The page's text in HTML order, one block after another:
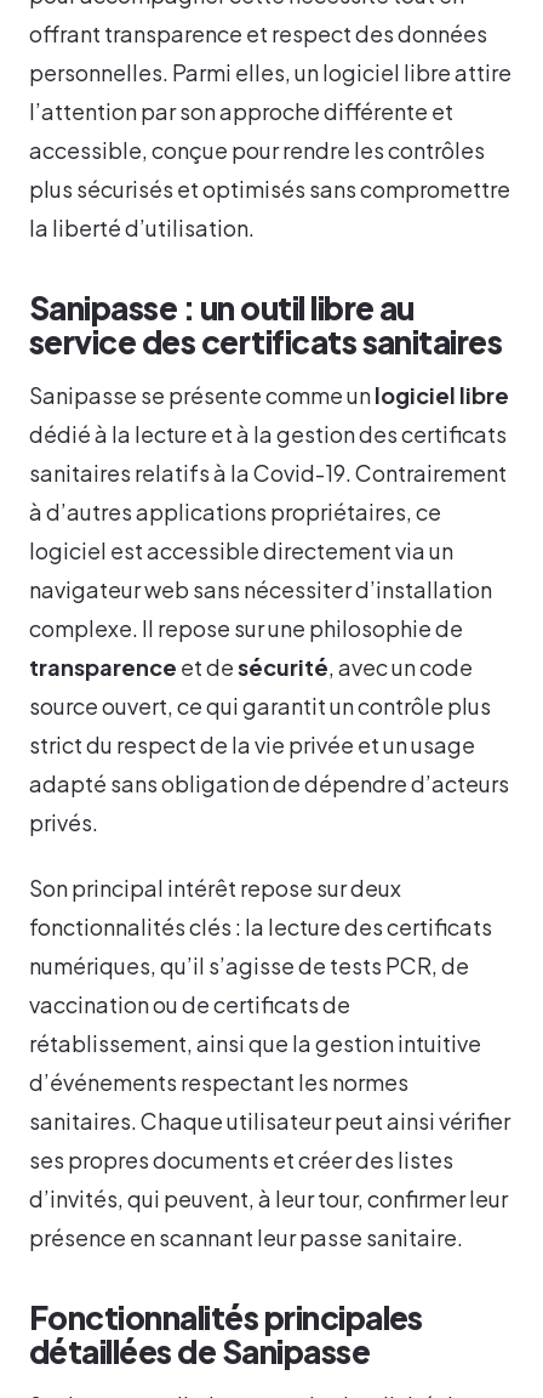
offrant transparence et respect des données
personnelles. Parmi elles, un logiciel libre attire
l’attention par son approche différente et
accessible, conçue pour rendre les contrôles
plus sécurisés et optimisés sans compromettre
la liberté d’utilisation.
Sanipasse : un outil libre au
service des certificats sanitaires
Sanipasse se présente comme unlogiciel libre
dédié à la lecture et à la gestion des certificats
sanitaires relatifs à la Covid-19. Contrairement
à d’autres applications propriétaires, ce
logiciel est accessible directement via un
navigateur web sans nécessiter d’installation
complexe. Il repose sur une philosophie de
transparence et desécurité , avec un code
source ouvert, ce qui garantit un contrôle plus
strict du respect de la vie privée et un usage
adapté sans obligation de dépendre d’acteurs
privés.
Son principal intérêt repose sur deux
fonctionnalités clés : la lecture des certificats
numériques, qu’il s’agisse de tests PCR, de
vaccination ou de certificats de
rétablissement, ainsi que la gestion intuitive
d’événements respectant les normes
sanitaires. Chaque utilisateur peut ainsi vérifier
ses propres documents et créer des listes
d’invités, qui peuvent, à leur tour, confirmer leur
présence en scannant leur passe sanitaire.
Fonctionnalités principales
détaillées de Sanipasse